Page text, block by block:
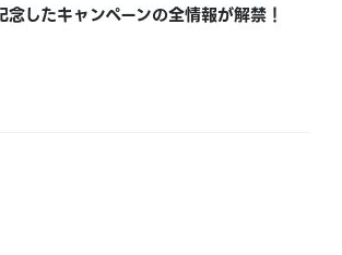
したキャンペーンの全情報が解禁！